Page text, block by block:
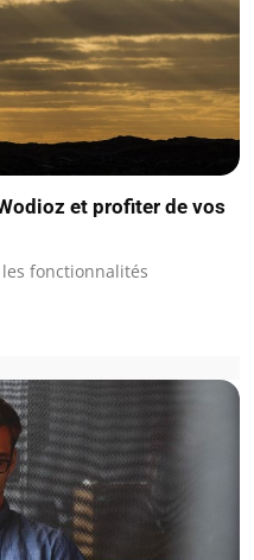
et profiter de vos
fonctionnalités